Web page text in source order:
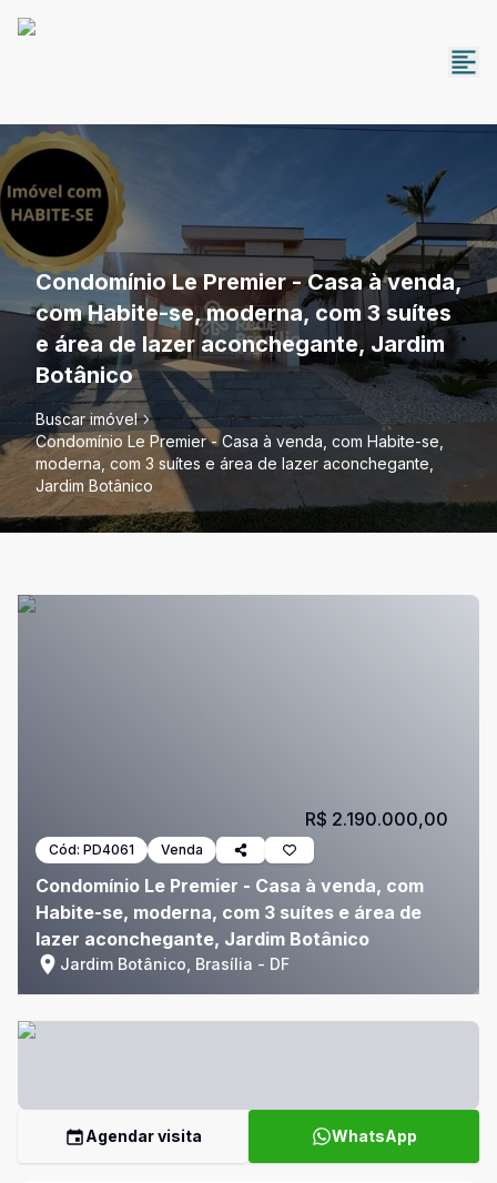
Condomínio Le Premier - Casa à venda,
com Habite-se, moderna, com 3 suítes
e área de lazer aconchegante, Jardim
Botânico
Buscar imóvel
Condomínio Le Premier - Casa à venda, com Habite-se,
moderna, com 3 suítes e área de lazer aconchegante,
Jardim Botânico
Cód: PD4061 Venda
Condomínio Le Premier - Casa à venda, com
Habite-se, moderna, com 3 suítes e área de
lazer aconchegante, Jardim Botânico
Jardim Botânico, Brasília - DF
R$ 2.190.000,00
Agendar visita WhatsApp